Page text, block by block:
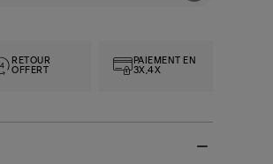
RETOUR
OFFERT
PAIEMENT EN
3X,4X